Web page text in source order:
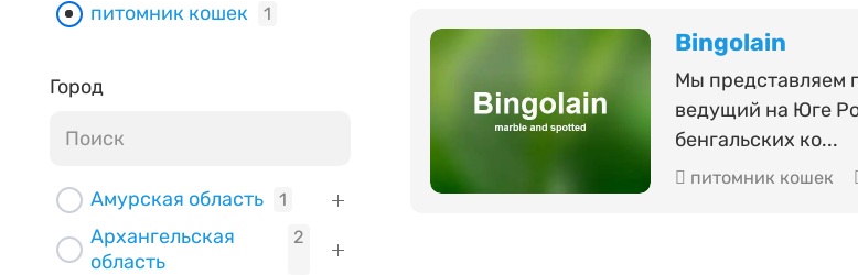
питомник кошек 1
Город
Амурская область 1
Архангельская
область
2
Bingolain
Мы представляем
ведущий на Юге
бенгальских ко...
питомник кошек